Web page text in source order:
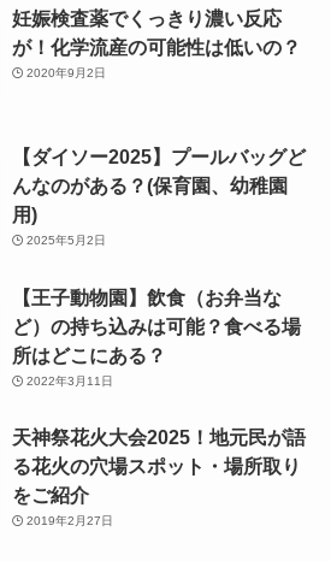
妊娠検査薬でくっきり濃い反応
が！化学流産の可能性は低いの？
2020年9月2日
【ダイソー2025】プールバッグど
んなのがある？(保育園、幼稚園
用)
2025年5月2日
【王子動物園】飲食（お弁当な
ど）の持ち込みは可能？食べる場
所はどこにある？
2022年3月11日
天神祭花火大会2025！地元民が語
る花火の穴場スポット・場所取り
をご紹介
2019年2月27日